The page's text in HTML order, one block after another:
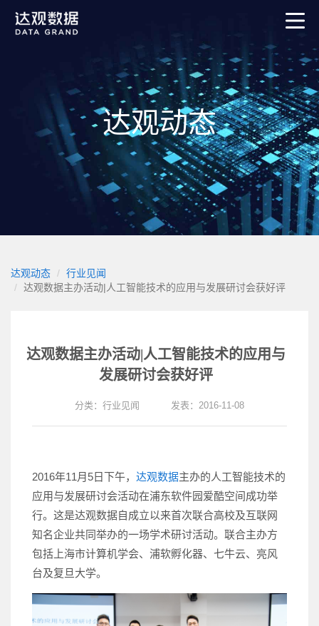
达观动态
达观动态
行业见闻
达观数据主办活动|人工智能技术的应用与发展研讨会获好评
达观数据主办活动|人工智能技术的应用与
发展研讨会获好评
分类： 行业见闻 发表：2016-11-08
2016年11月5日下午， 达观数据主办的人工智能技术的
应用与发展研讨会活动在浦东软件园爱酷空间成功举
行。这是达观数据自成立以来首次联合高校及互联网
知名企业共同举办的一场学术研讨活动。联合主办方
包括上海市计算机学会、浦软孵化器、七牛云、亮风
台及复旦大学。